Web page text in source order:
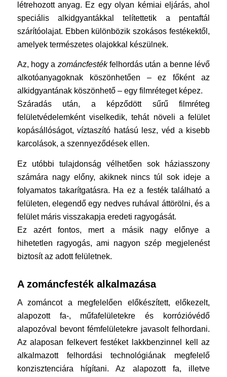
létrehozott anyag. Ez egy olyan kémiai eljárás, ahol
speciális alkidgyantákkal telítettetik a pentaftál
szárítóolajat. Ebben különbözik szokásos festékektől,
amelyek természetes olajokkal készülnek.
Az, hogy a zománcfestékfelhordás után a benne lévő
alkotóanyagoknak köszönhetően – ez főként az
alkidgyantának köszönhető – egy filmréteget képez.
Száradás után, a képződött sűrű filmréteg
felületvédelemként viselkedik, tehát növeli a felület
kopásállóságot, víztaszító hatású lesz, véd a kisebb
karcolások, a szennyeződések ellen.
Ez utóbbi tulajdonság vélhetően sok háziasszony
számára nagy előny, akiknek nincs túl sok ideje a
folyamatos takarítgatásra. Ha ez a festék található a
felületen, elegendő egy nedves ruhával áttörölni, és a
felület máris visszakapja eredeti ragyogását.
Ez azért fontos, mert a másik nagy előnye a
hihetetlen ragyogás, ami nagyon szép megjelenést
biztosít az adott felületnek.
A zománcfesték alkalmazása
A zománcot a megfelelően előkészített, előkezelt,
alapozott fa-, műfafelületekre és korrózióvédő
alapozóval bevont fémfelületekre javasolt felhordani.
Az alaposan felkevert festéket lakkbenzinnel kell az
alkalmazott felhordási technológiának megfelelő
konzisztenciára hígítani. Az alapozott fa, illetve